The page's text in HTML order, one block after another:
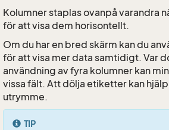
Kolumner staplas ovanpå varandra
för att visa dem horisontellt.
Om du har en bred skärm kan du
för att visa mer data samtidigt. Var
användning av fyra kolumner kan
vissa fält. Att dölja etiketter kan
utrymme.
TIP